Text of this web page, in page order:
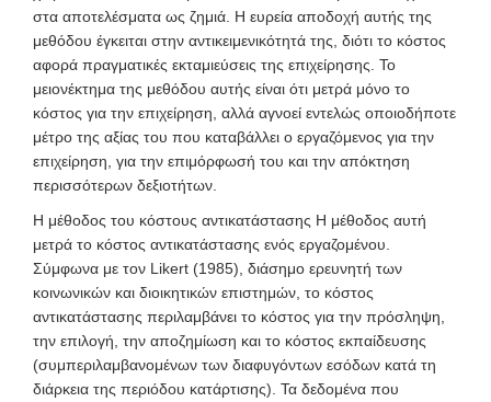
στα αποτελέσματα ως ζημιά. Η ευρεία αποδοχή αυτής της
μεθόδου έγκειται στην αντικειμενικότητά της, διότι το κόστος
αφορά πραγματικές εκταμιεύσεις της επιχείρησης. Το
μειονέκτημα της μεθόδου αυτής είναι ότι μετρά μόνο το
κόστος για την επιχείρηση, αλλά αγνοεί εντελώς οποιοδήποτε
μέτρο της αξίας του που καταβάλλει ο εργαζόμενος για την
επιχείρηση, για την επιμόρφωσή του και την απόκτηση
περισσότερων δεξιοτήτων.
Η μέθοδος του κόστους αντικατάστασης Η μέθοδος αυτή
μετρά το κόστος αντικατάστασης ενός εργαζομένου.
Σύμφωνα με τον Likert (1985), διάσημο ερευνητή των
κοινωνικών και διοικητικών επιστημών, το κόστος
αντικατάστασης περιλαμβάνει το κόστος για την πρόσληψη,
την επιλογή, την αποζημίωση και το κόστος εκπαίδευσης
(συμπεριλαμβανομένων των διαφυγόντων εσόδων κατά τη
διάρκεια της περιόδου κατάρτισης). Τα δεδομένα που